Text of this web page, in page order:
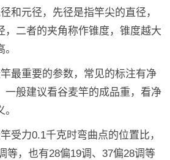
和元径，先径是指竿尖的直径，
，二者的夹角称作锥度，锥度越大
最重要的参数，常见的标注有净
一般建议看谷麦竿的成品重，看净
受力0.1千克时弯曲点的位置比，
等，也有28偏19调、37偏28调等